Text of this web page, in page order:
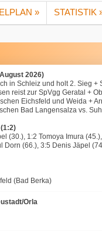
» STATISTIK
2026)
in Schleiz und holt 2. Sieg +
reist zur SpVgg Geratal +
Eichsfeld und Weida +
Bad Langensalza vs.
(30.), 1:2 Tomoya Imura
Dorn (66.), 3:5 Denis Jäpel
(Bad Berka)
Orla